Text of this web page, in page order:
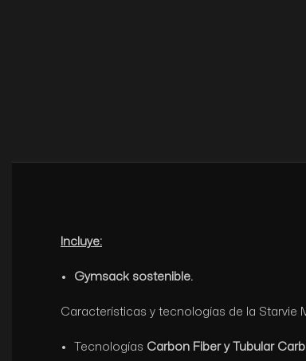
Incluye:
Gymsack sostenible.
Características y tecnologías de la Starvie
Tecnologías Carbon Fiber y Tubular